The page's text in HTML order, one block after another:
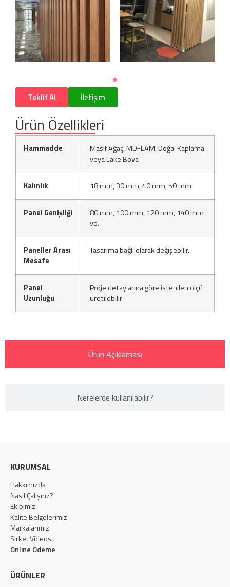
Teklif Al İletişim
Ürün Özellikleri
Hammadde
Masif Ağaç, MDFLAM, Doğal Kaplama
veya Lake Boya
Kalınlık 18 mm, 30 mm, 40 mm, 50 mm
Panel Genişliği
80 mm, 100 mm, 120 mm, 140 mm
vb.
Paneller Arası
Mesafe
Tasarıma bağlı olarak değişebilir.
Panel
Uzunluğu
Proje detaylarına göre istenilen ölçü
üretilebilir
Ürün Açıklaması
Nerelerde kullanılabilir?​
KURUMSAL
Hakkımızda
Nasıl Çalışırız?
Ekibimiz
Kalite Belgelerimiz
Markalarımız
Şirket Videosu
Online Ödeme
ÜRÜNLER